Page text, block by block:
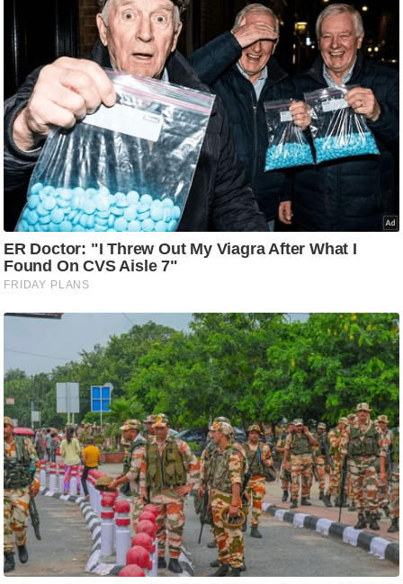
फै
न
घ
रे
लू
नु
स्खे
प
र्य
ट
फि
ट
ने
स
मं
त्रा
रि
ले
श